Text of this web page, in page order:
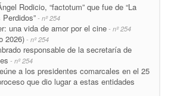
Rodicio, “factotum” que fue de “La
- nº 254
una vida de amor por el cine - nº 254
2026) - nº 254
responsable de la secretaría de
- nº 254
a los presidentes comarcales en el 25
que dio lugar a estas entidades